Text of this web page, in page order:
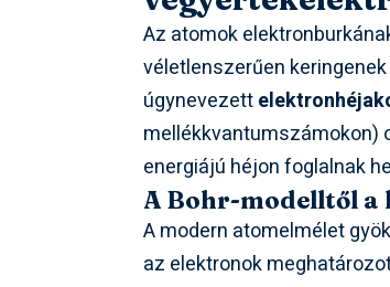
Az atomok
véletlenszerűen
úgynevezett
mellékkvantumszámokon)
energiájú héjon foglalnak
A Bohr-modelltől
A modern atomelmélet
az elektronok